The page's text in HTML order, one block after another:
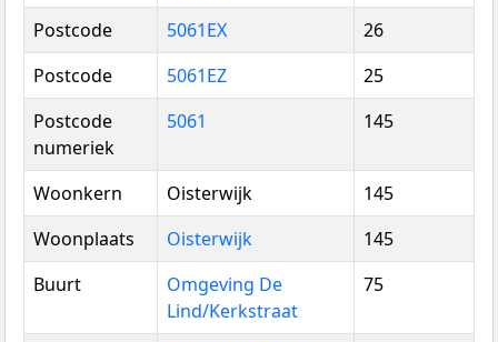
Postcode
5061EX
26
Postcode
5061EZ
25
Postcode
numeriek
5061 145
Woonkern Oisterwijk
145
Woonplaats
Oisterwijk
145
Buurt
Omgeving De
Lind/Kerkstraat
75